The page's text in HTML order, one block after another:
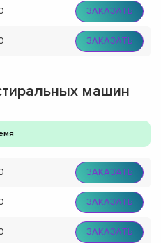
ЗАКАЗАТЬ
ЗАКАЗАТЬ
машин
ЗАКАЗАТЬ
ЗАКАЗАТЬ
ЗАКАЗАТЬ